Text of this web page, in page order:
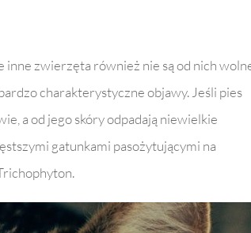
inne zwierzęta również nie są od nich
charakterystyczne objawy. Jeśli pies
a od jego skóry odpadają niewielkie
gatunkami pasożytującymi na